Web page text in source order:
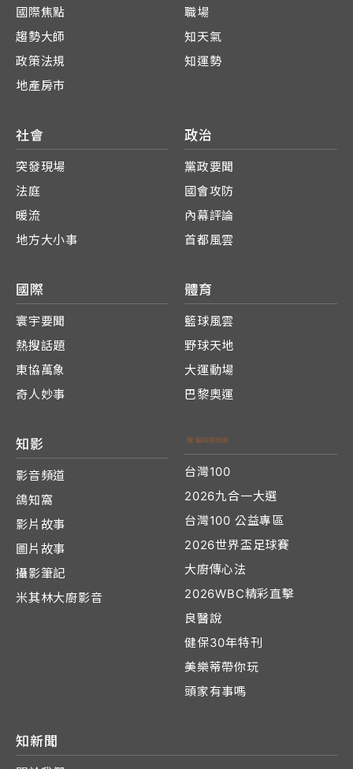
國際焦點
趨勢大師
政策法規
地產房市
職場
知天氣
知運勢
社會
突發現場
法庭
暖流
地方大小事
政治
黨政要聞
國會攻防
內幕評論
首都風雲
國際
寰宇要聞
熱搜話題
東協萬象
奇人妙事
體育
籃球風雲
野球天地
大運動場
巴黎奧運
知影
影音頻道
鴿知窩
影片故事
圖片故事
攝影筆記
米其林大廚影音
台灣100
2026九合一大選
台灣100 公益專區
2026世界盃足球賽
大廚傳心法
2026WBC精彩直擊
良醫說
健保30年特刊
美樂蒂帶你玩
頭家有事嗎
知新聞